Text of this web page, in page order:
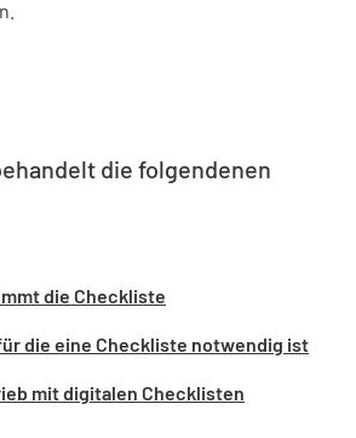
die folgendenen
die Checkliste
die eine Checkliste notwendig ist
mit digitalen Checklisten